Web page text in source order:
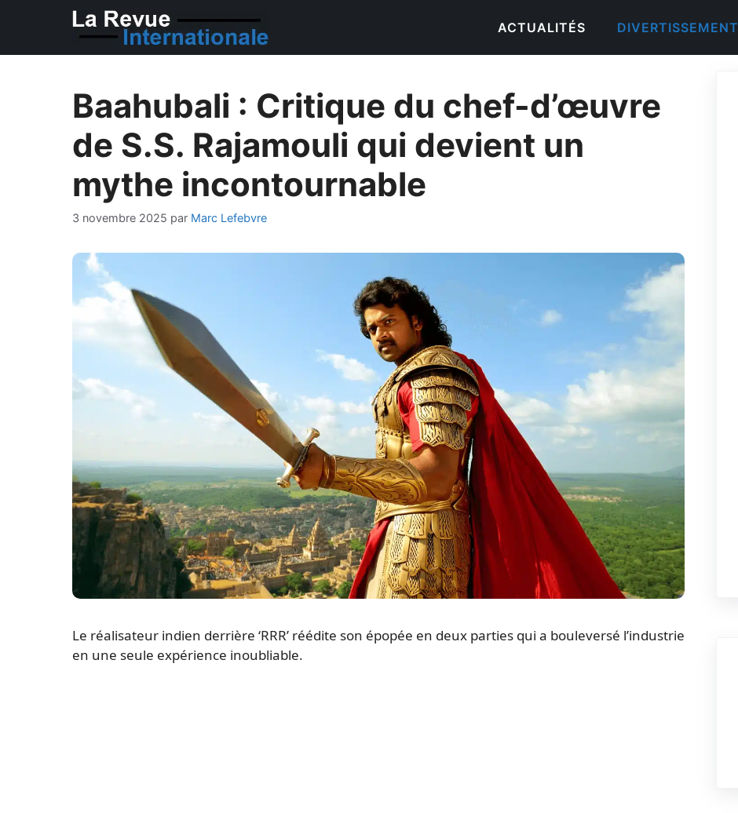
ACTUALITÉS DIVERTISSEMENT
Baahubali : Critique du chef-d’œuvre
de S.S. Rajamouli qui devient un
mythe incontournable
3 novembre 2025 par Marc Lefebvre
Le réalisateur indien derrière ‘RRR’ réédite son épopée en deux parties qui a bouleversé l’industrie
en une seule expérience inoubliable.